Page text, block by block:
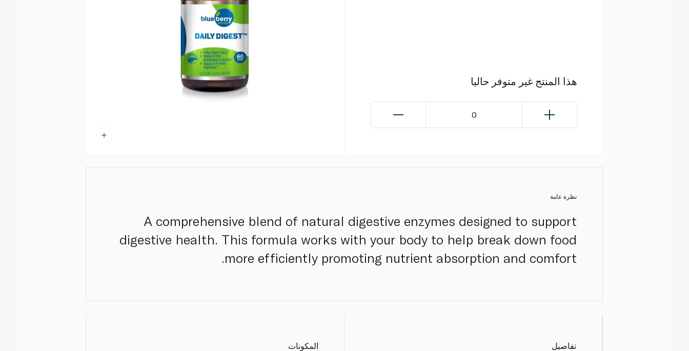
هذا المنتج غير متوفر حاليا
0
نظرة عامة
A comprehensive blend of natural digestive enzymes designed to support
digestive health. This formula works with your body to help break down food
more efficiently promoting nutrient absorption and comfort.
تفاصيل
المكونات